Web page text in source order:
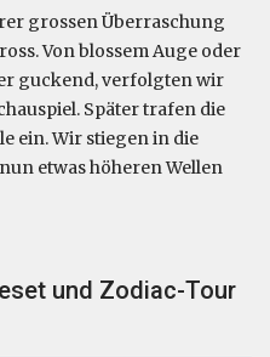
grossen Überraschung
Von blossem Auge oder
guckend, verfolgten wir
Später trafen die
ein. Wir stiegen in die
etwas höheren Wellen
und Zodiac-Tour